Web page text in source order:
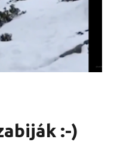
:-)